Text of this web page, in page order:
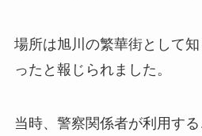
場所は旭川の繁華街として
ったと報じられました。
当時、警察関係者が利用す